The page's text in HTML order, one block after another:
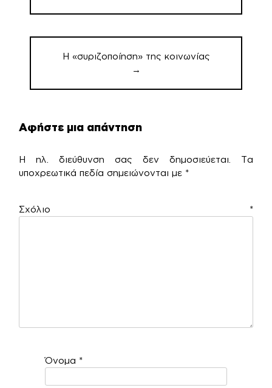
Η «συριζοποίηση» της κοινωνίας
→
Αφήστε μια απάντηση
Η ηλ. διεύθυνση σας δεν δημοσιεύεται.
Τα
υποχρεωτικά πεδία σημειώνονται με *
Σχόλιο *
Όνομα *